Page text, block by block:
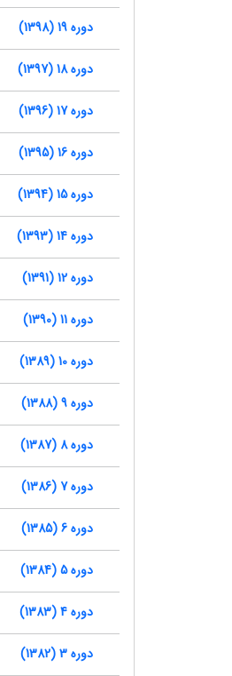
دوره 19 (1398)
دوره 18 (1397)
دوره 17 (1396)
دوره 16 (1395)
دوره 15 (1394)
دوره 14 (1393)
دوره 12 (1391)
دوره 11 (1390)
دوره 10 (1389)
دوره 9 (1388)
دوره 8 (1387)
دوره 7 (1386)
دوره 6 (1385)
دوره 5 (1384)
دوره 4 (1383)
دوره 3 (1382)